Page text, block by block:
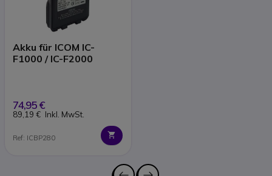
Akku für ICOM IC-
F1000 / IC-F2000
74,95 €
89,19 € Inkl. MwSt.
Ref: ICBP280